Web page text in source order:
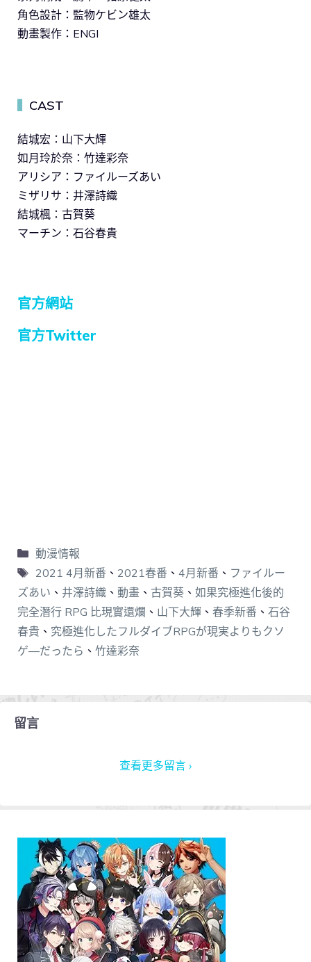
角色設計：監物ケビン雄太
動畫製作：ENGI
CAST
結城宏：山下大輝
如月玲於奈：竹達彩奈
アリシア：ファイルーズあい
ミザリサ：井澤詩織
結城楓：古賀葵
マーチン：石谷春貴
官方網站
官方Twitter
動漫情報
2021 4月新番 、 2021春番 、 4月新番 、 ファイルー
ズあい 、 井澤詩織 、 動畫 、 古賀葵 、 如果究極進化後的
完全潛行 RPG 比現實還爛 、 山下大輝 、 春季新番 、 石谷
春貴 、 究極進化したフルダイブRPGが現実よりもクソ
ゲ―だったら 、 竹達彩奈
留言
查看更多留言 ›